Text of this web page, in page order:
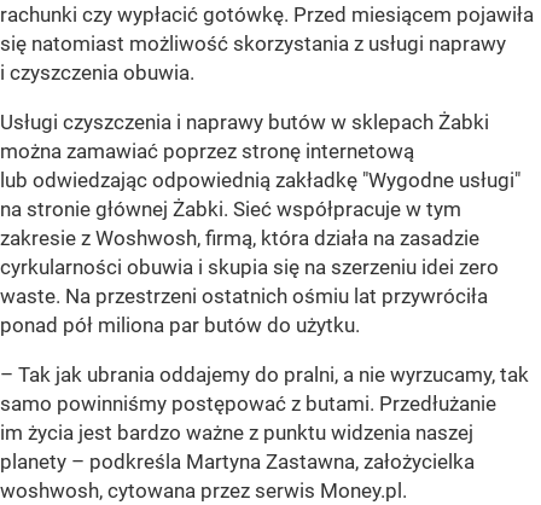
rachunki czy wypłacić gotówkę. Przed miesiącem pojawiła
się natomiast możliwość skorzystania z usługi naprawy
i czyszczenia obuwia.
Usługi czyszczenia i naprawy butów w sklepach Żabki
można zamawiać poprzez stronę internetową
lub odwiedzając odpowiednią zakładkę "Wygodne usługi"
na stronie głównej Żabki. Sieć współpracuje w tym
zakresie z Woshwosh, firmą, która działa na zasadzie
cyrkularności obuwia i skupia się na szerzeniu idei zero
waste. Na przestrzeni ostatnich ośmiu lat przywróciła
ponad pół miliona par butów do użytku.
– Tak jak ubrania oddajemy do pralni, a nie wyrzucamy, tak
samo powinniśmy postępować z butami. Przedłużanie
im życia jest bardzo ważne z punktu widzenia naszej
planety – podkreśla Martyna Zastawna, założycielka
woshwosh, cytowana przez serwis Money.pl.